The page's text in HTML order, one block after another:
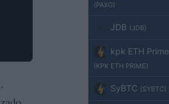
(PAXG)
JDB (JDB)
kpk ETH Prime
(KPK ETH PRIME)
SyBTC (SYBTC)